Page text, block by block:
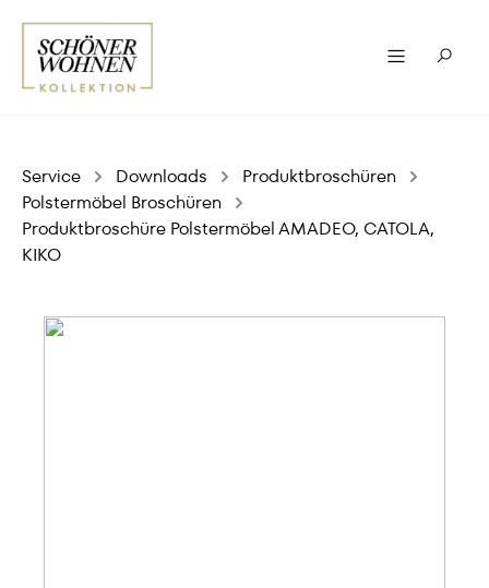
Service Downloads
Produktbroschüren
Polstermöbel Broschüren
Produktbroschüre Polstermöbel AMADEO, CATOLA,
KIKO